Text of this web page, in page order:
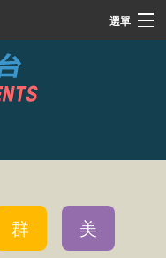
選單
群 美